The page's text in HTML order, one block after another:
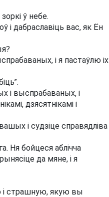
ў небе.
і дабраславіць вас, як Ён
і я пастаўлю іх
і выспрабаваных, і
дзясятнікамі і
і судзіце справядліва
Ня бойцеся аблічча
да мяне, і я
і страшную, якую вы